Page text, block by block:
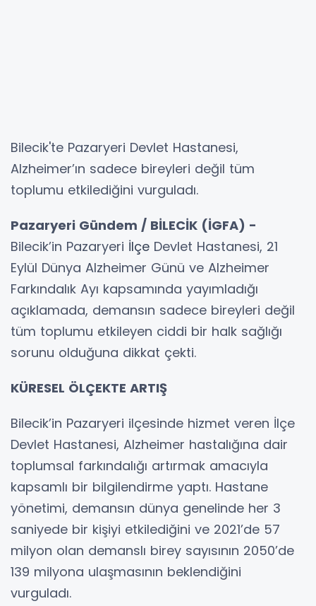
Bilecik'te Pazaryeri Devlet Hastanesi,
Alzheimer’ın sadece bireyleri değil tüm
toplumu etkilediğini vurguladı.
Pazaryeri Gündem / BİLECİK (İGFA) -
Bilecik’in Pazaryeri İlçe Devlet Hastanesi, 21
Eylül Dünya Alzheimer Günü ve Alzheimer
Farkındalık Ayı kapsamında yayımladığı
açıklamada, demansın sadece bireyleri değil
tüm toplumu etkileyen ciddi bir halk sağlığı
sorunu olduğuna dikkat çekti.
KÜRESEL ÖLÇEKTE ARTIŞ
Bilecik’in Pazaryeri ilçesinde hizmet veren İlçe
Devlet Hastanesi, Alzheimer hastalığına dair
toplumsal farkındalığı artırmak amacıyla
kapsamlı bir bilgilendirme yaptı. Hastane
yönetimi, demansın dünya genelinde her 3
saniyede bir kişiyi etkilediğini ve 2021’de 57
milyon olan demanslı birey sayısının 2050’de
139 milyona ulaşmasının beklendiğini
vurguladı.